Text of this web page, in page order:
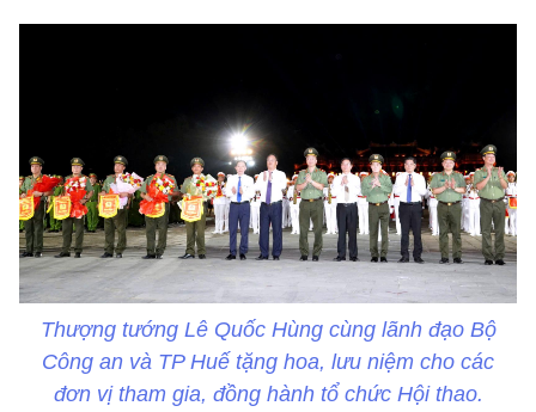
Thượng tướng Lê Quốc Hùng cùng lãnh đạo Bộ
Công an và TP Huế tặng hoa, lưu niệm cho các
đơn vị tham gia, đồng hành tổ chức Hội thao.